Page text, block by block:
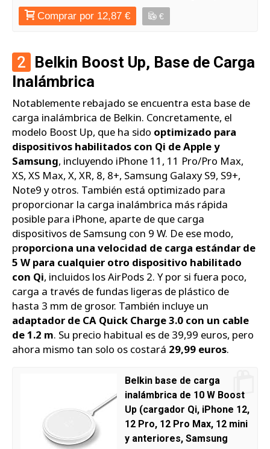
Comprar por 12,87 € €
2 Belkin Boost Up, Base de Carga
Inalámbrica
Notablemente rebajado se encuentra esta base de
carga inalámbrica de Belkin. Concretamente, el
modelo Boost Up, que ha sido optimizado para
dispositivos habilitados con Qi de Apple y
Samsung, incluyendo iPhone 11, 11 Pro/Pro Max,
XS, XS Max, X, XR, 8, 8+, Samsung Galaxy S9, S9+,
Note9 y otros. También está optimizado para
proporcionar la carga inalámbrica más rápida
posible para iPhone, aparte de que carga
dispositivos de Samsung con 9 W. De ese modo,
proporciona una velocidad de carga estándar de
5 W para cualquier otro dispositivo habilitado
con Qi, incluidos los AirPods 2. Y por si fuera poco,
carga a través de fundas ligeras de plástico de
hasta 3 mm de grosor. También incluye un
adaptador de CA Quick Charge 3.0 con un cable
de 1.2 m. Su precio habitual es de 39,99 euros, pero
ahora mismo tan solo os costará 29,99 euros.
Belkin base de carga
inalámbrica de 10 W Boost
Up (cargador Qi, iPhone 12,
12 Pro, 12 Pro Max, 12 mini
y anteriores, Samsung